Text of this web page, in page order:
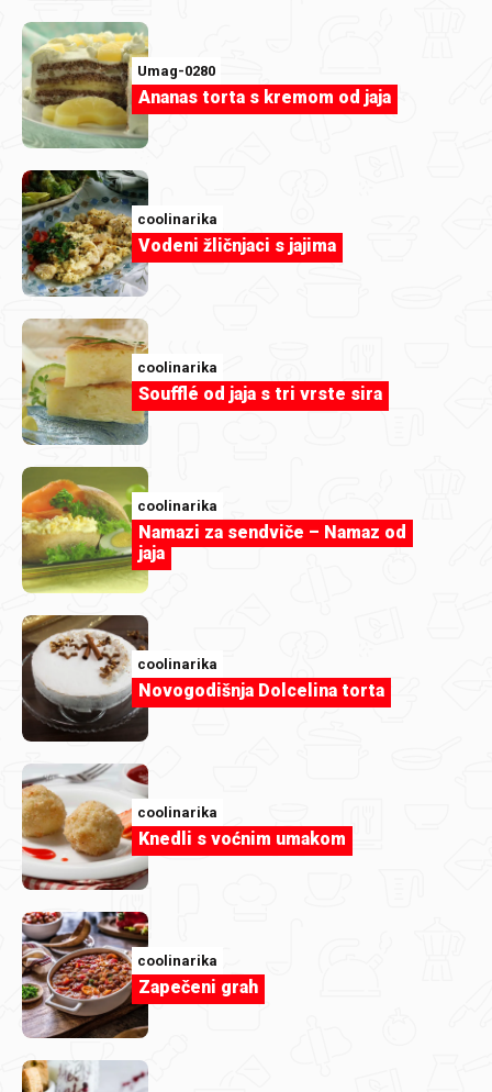
RijekaSnova
Pizza muffins
Umag-0280
Ananas torta s kremom od jaja
coolinarika
Vodeni žličnjaci s jajima
coolinarika
Soufflé od jaja s tri vrste sira
coolinarika
Namazi za sendviče – Namaz od
jaja
coolinarika
Novogodišnja Dolcelina torta
coolinarika
Knedli s voćnim umakom
coolinarika
Zapečeni grah